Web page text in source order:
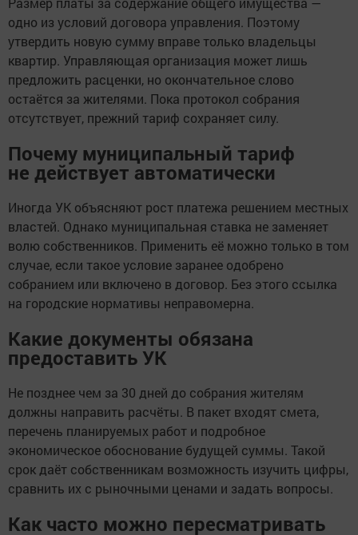
одно из условий договора управления. Поэтому
утвердить новую сумму вправе только владельцы
квартир. Управляющая организация может лишь
предложить расценки, но окончательное слово
остаётся за жителями. Пока протокол собрания
отсутствует, прежний тариф сохраняет силу.
Почему муниципальный тариф
не действует автоматически
Иногда УК объясняют рост платежа решением местных
властей. Однако муниципальная ставка не заменяет
волю собственников. Применить её можно только в том
случае, если такое условие заранее одобрено
собранием или включено в договор. Без этого ссылка
на городские нормативы неправомерна.
Какие документы обязана
предоставить УК
Не позднее чем за 30 дней до собрания жителям
должны направить расчёты. В пакет входят смета,
перечень планируемых работ и подробное
экономическое обоснование будущей суммы. Такой
срок даёт собственникам возможность изучить цифры,
сравнить их с рыночными ценами и задать вопросы.
Как часто можно пересматривать